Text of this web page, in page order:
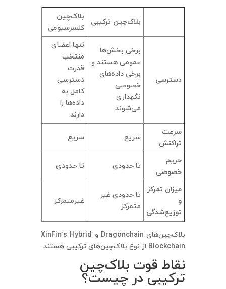
بلاک‌چین ترکیبی
بلاک‌چین
کنسرسیومی
دسترسی
برخی بخش‌ها
عمومی هستند و
برخی داده‌های
خصوصی
نگهداری
می‌شوند
تنها اعضای
منتخب
قدرت
دسترسی
کامل به
داده‌ها را
دارند
سرعت
تراکنش
سریع سریع
حریم
خصوصی
تا حدودی تا حدودی
میزان تمرکز
و
توزیع‌شدگی
تا حدودی غیر
متمرکز
غیرمتمرکز
بلاک‌چین‌های Dragonchain و XinFin’s Hybrid
Blockchain از نوع بلاک‌چین‌های ترکیبی هستند.
نقاط قوت بلاک‌چین
ترکیبی در چیست؟